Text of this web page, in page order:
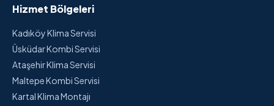
Hizmet Bölgeleri
Kadıköy Klima Servisi
Üsküdar Kombi Servisi
Ataşehir Klima Servisi
Maltepe Kombi Servisi
Kartal Klima Montajı